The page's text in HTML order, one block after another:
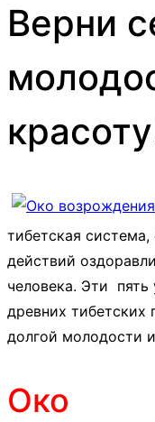
Верни
тибетская
действий
человека. Эти пять
древних
долгой молодости
Око